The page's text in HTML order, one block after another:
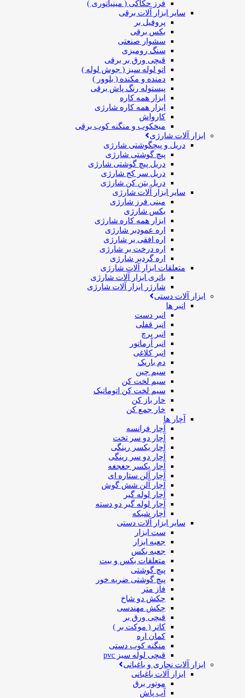
فرز حکاکی ( مینیاتوری )
سایر ابزار آلات برقی
پروفیل بر
بکس برقی
سشوار صنعتی
سنگ رومیزی
قیچی ورق بر برقی
اتو لوله سبز ( جوش لوله )
دمنده و مکنده ( بلوور )
پیستوله رنگ پاش برقی
ابزار همه کاره
ابزار همه کاره شارژی
کارواش
میخکوب و منگنه کوب برقی
ابزار آلات شارژی
دریل و پیچگوشتی شارژی
پیچ گوشتی شارژی
دریل پیچ گوشتی شارژی
دریل سر کج شارژی
دریل بتن کن شارژی
سایر ابزار آلات شارژی
مینی فرز شارژی
بکس شارژی
ابزار همه کاره شارژی
اره عمودبر شارژی
اره افقی بر شارژی
اره درخت بر شارژی
اره گردبر شارژی
متعلقات ابزار آلات شارژی
باتری ابزار آلات شارژی
شارژر ابزار آلات شارژی
ابزار آلات دستی
انبر ها
انبر دست
انبر قفلی
انبر پرچ
انبر آرماتور
انبر کلاغی
دم باریک
سیم چین
سیم لخت کن
سیم لخت کن اتوماتیک
خار باز کن
خار جمع کن
آچار ها
آچار فرانسه
آچار دو سر تخت
آچار یکسر رینگی
آچار دو سر رینگی
آچار یکسر جغجغه
آچار آلن ستاره ای
آچار آلن شش گوش
آچار لوله گیر
آچار لوله گیر دو دسته
آچار شبکه
سایر ابزار آلات دستی
ست ابزار
جعبه ابزار
جعبه بکس
متعلقات بکس و بیت
پیچ گوشتی
پیچ گوشتی ضربه خور
فاز متر
چکش دو شاخ
چکش مهندسی
قیچی ورق بر
کاتر ( موکت بر )
کمان اره
منگنه کوب دستی
قیچی لوله سبز pvc
ابزار آلات نجاری و باغبانی
ابزار آلات باغبانی
موتور برق
آب پاش